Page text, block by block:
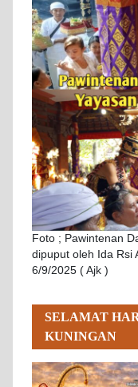
Foto ; Pawintenan
dipuput oleh Ida Rsi
6/9/2025 ( Ajk )
SELAMAT
KUNINGAN